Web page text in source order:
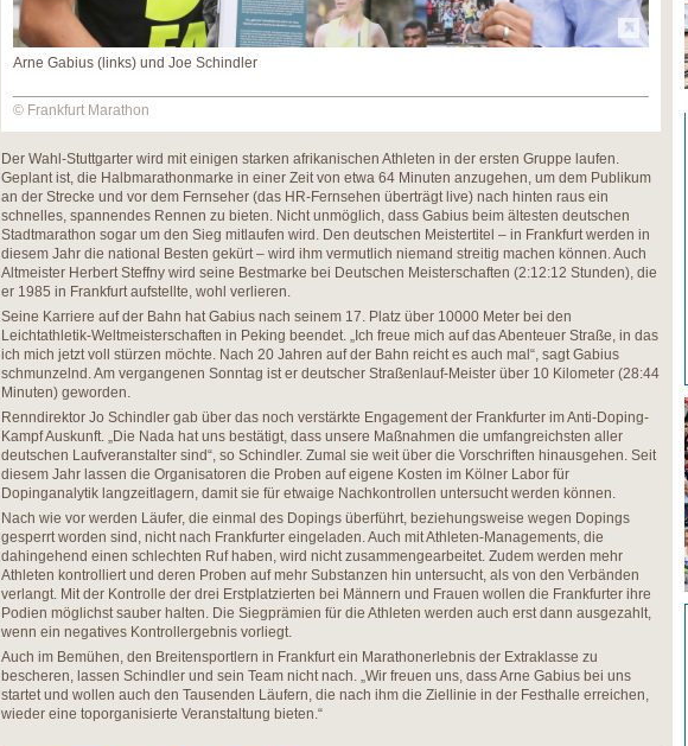
Arne Gabius (links) und Joe Schindler
© Frankfurt Marathon
Der Wahl-Stuttgarter wird mit einigen starken afrikanischen Athleten in der ersten Gruppe laufen.
Geplant ist, die Halbmarathonmarke in einer Zeit von etwa 64 Minuten anzugehen, um dem Publikum
an der Strecke und vor dem Fernseher (das HR-Fernsehen überträgt live) nach hinten raus ein
schnelles, spannendes Rennen zu bieten. Nicht unmöglich, dass Gabius beim ältesten deutschen
Stadtmarathon sogar um den Sieg mitlaufen wird. Den deutschen Meistertitel – in Frankfurt werden in
diesem Jahr die national Besten gekürt – wird ihm vermutlich niemand streitig machen können. Auch
Altmeister Herbert Steffny wird seine Bestmarke bei Deutschen Meisterschaften (2:12:12 Stunden), die
er 1985 in Frankfurt aufstellte, wohl verlieren.
Seine Karriere auf der Bahn hat Gabius nach seinem 17. Platz über 10000 Meter bei den
Leichtathletik-Weltmeisterschaften in Peking beendet. „Ich freue mich auf das Abenteuer Straße, in das
ich mich jetzt voll stürzen möchte. Nach 20 Jahren auf der Bahn reicht es auch mal“, sagt Gabius
schmunzelnd. Am vergangenen Sonntag ist er deutscher Straßenlauf-Meister über 10 Kilometer (28:44
Minuten) geworden.
Renndirektor Jo Schindler gab über das noch verstärkte Engagement der Frankfurter im Anti-Doping-
Kampf Auskunft. „Die Nada hat uns bestätigt, dass unsere Maßnahmen die umfangreichsten aller
deutschen Laufveranstalter sind“, so Schindler. Zumal sie weit über die Vorschriften hinausgehen. Seit
diesem Jahr lassen die Organisatoren die Proben auf eigene Kosten im Kölner Labor für
Dopinganalytik langzeitlagern, damit sie für etwaige Nachkontrollen untersucht werden können.
Nach wie vor werden Läufer, die einmal des Dopings überführt, beziehungsweise wegen Dopings
gesperrt worden sind, nicht nach Frankfurter eingeladen. Auch mit Athleten-Managements, die
dahingehend einen schlechten Ruf haben, wird nicht zusammengearbeitet. Zudem werden mehr
Athleten kontrolliert und deren Proben auf mehr Substanzen hin untersucht, als von den Verbänden
verlangt. Mit der Kontrolle der drei Erstplatzierten bei Männern und Frauen wollen die Frankfurter ihre
Podien möglichst sauber halten. Die Siegprämien für die Athleten werden auch erst dann ausgezahlt,
wenn ein negatives Kontrollergebnis vorliegt.
Auch im Bemühen, den Breitensportlern in Frankfurt ein Marathonerlebnis der Extraklasse zu
bescheren, lassen Schindler und sein Team nicht nach. „Wir freuen uns, dass Arne Gabius bei uns
startet und wollen auch den Tausenden Läufern, die nach ihm die Ziellinie in der Festhalle erreichen,
wieder eine toporganisierte Veranstaltung bieten.“